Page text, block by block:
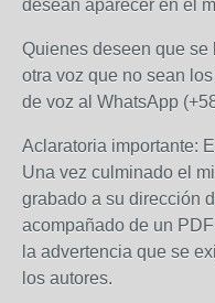
desean aparecer en el
Quienes deseen que
otra voz que no sean
de voz al WhatsApp
Aclaratoria importante:
Una vez culminado el
grabado a su dirección
acompañado de un
la advertencia que se
los autores.